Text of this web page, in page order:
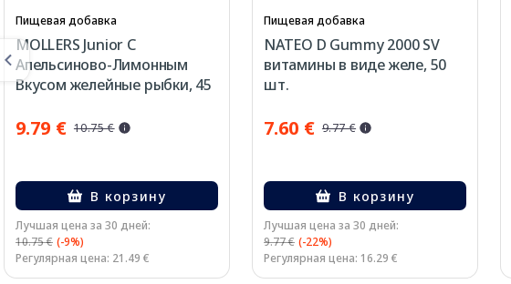
Пищевая добавка
MOLLERS Junior C
Апельсиново-Лимонным
Вкусом желейные рыбки, 45
9.79 € 10.75 €
В корзину
Лучшая цена за 30 дней:
10.75 € (-9%)
Регулярная цена: 21.49 €
Пищевая добавка
NATEO D Gummy 2000 SV
витамины в виде желе, 50
шт.
7.60 € 9.77 €
В корзину
Лучшая цена за 30 дней:
9.77 € (-22%)
Регулярная цена: 16.29 €